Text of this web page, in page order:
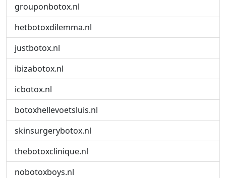
grouponbotox.nl
hetbotoxdilemma.nl
justbotox.nl
ibizabotox.nl
icbotox.nl
botoxhellevoetsluis.nl
skinsurgerybotox.nl
thebotoxclinique.nl
nobotoxboys.nl